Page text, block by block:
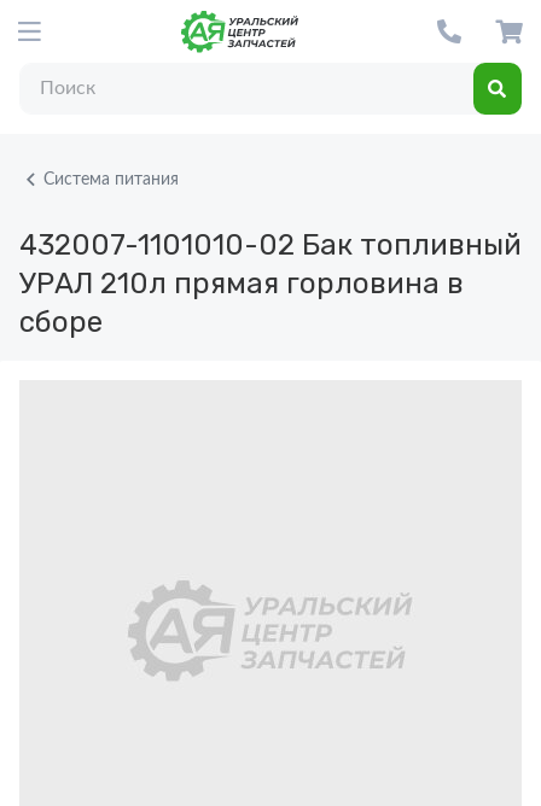
Система питания
432007-1101010-02 Бак топливный
УРАЛ 210л прямая горловина в
сборе